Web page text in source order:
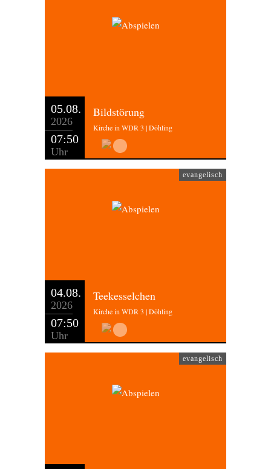
05.08.
2026
07:50
Uhr
Bildstörung
Kirche in WDR 3 | Döhling
evangelisch
04.08.
2026
07:50
Uhr
Teekesselchen
Kirche in WDR 3 | Döhling
evangelisch